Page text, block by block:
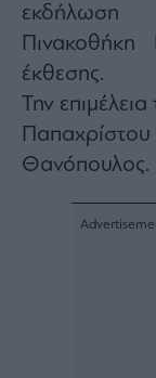
εκδήλωση
έκθεσης.
Την
Παπαχρίστου
Θανόπουλος.